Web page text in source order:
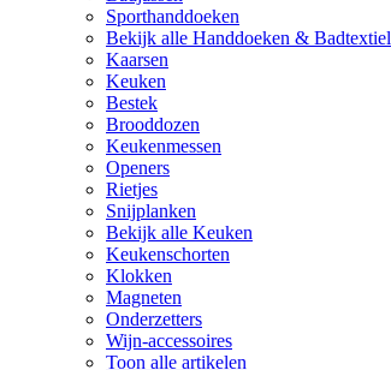
Sporthanddoeken
Bekijk alle Handdoeken & Badtextiel
Kaarsen
Keuken
Bestek
Brooddozen
Keukenmessen
Openers
Rietjes
Snijplanken
Bekijk alle Keuken
Keukenschorten
Klokken
Magneten
Onderzetters
Wijn-accessoires
Toon alle artikelen